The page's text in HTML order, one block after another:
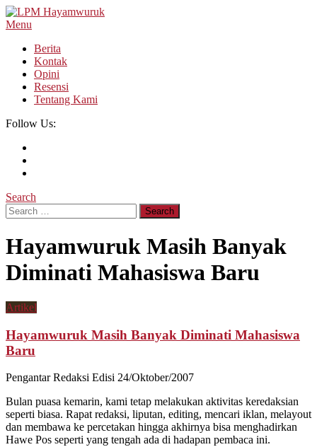
Skip
To
Menu
Berita
Kontak
Opini
Resensi
Tentang Kami
Follow Us:
Search
Search
for:
Hayamwuruk Masih Banyak
Diminati Mahasiswa Baru
Artikel
Hayamwuruk Masih Banyak Diminati Mahasiswa
Baru
Pengantar Redaksi Edisi 24/Oktober/2007
Bulan puasa kemarin, kami tetap melakukan aktivitas keredaksian
seperti biasa. Rapat redaksi, liputan, editing, mencari iklan, melayout
dan membawa ke percetakan hingga akhirnya bisa menghadirkan
Hawe Pos seperti yang tengah ada di hadapan pembaca ini.